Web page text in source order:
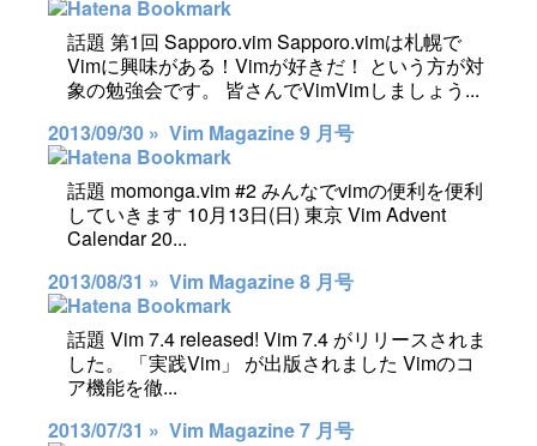
話題 第1回 Sapporo.vim Sapporo.vimは札幌で
Vimに興味がある！Vimが好きだ！ という方が対
象の勉強会です。 皆さんでVimVimしましょう...
2013/09/30 » Vim Magazine 9 月号
話題 momonga.vim #2 みんなでvimの便利を便利
していきます 10月13日(日) 東京 Vim Advent
Calendar 20...
2013/08/31 » Vim Magazine 8 月号
話題 Vim 7.4 released! Vim 7.4 がリリースされま
した。 「実践Vim」 が出版されました Vimのコ
ア機能を徹...
2013/07/31 » Vim Magazine 7 月号